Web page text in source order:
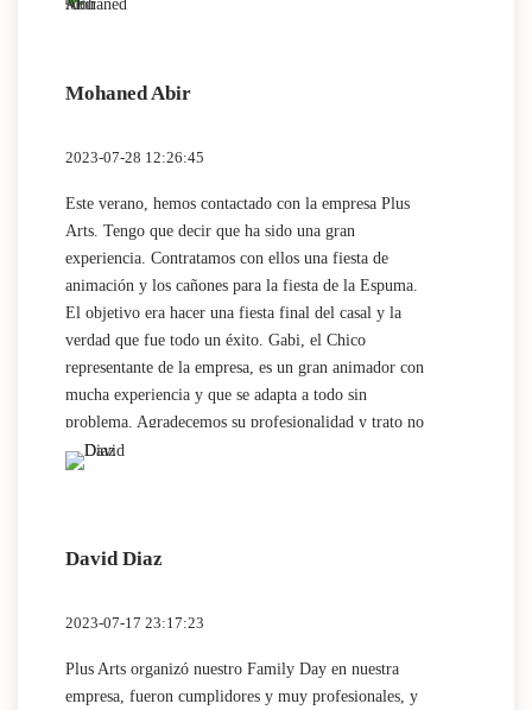
Mohaned Abir
2023-07-28 12:26:45
Este verano, hemos contactado con la empresa Plus
Arts. Tengo que decir que ha sido una gran
experiencia. Contratamos con ellos una fiesta de
animación y los cañones para la fiesta de la Espuma.
El objetivo era hacer una fiesta final del casal y la
verdad que fue todo un éxito. Gabi, el Chico
representante de la empresa, es un gran animador con
mucha experiencia y que se adapta a todo sin
problema. Agradecemos su profesionalidad y trato no
solo con los niños sino también con los monitores i
todo el personal con el que trato. Sin Duda,
that it has been a great experience. We contracted with
complete success. Gabi, the guy representing the
company, is a great animator with a lot of experience
David Diaz
2023-07-17 23:17:23
Plus Arts organizó nuestro Family Day en nuestra
empresa, fueron cumplidores y muy profesionales, y